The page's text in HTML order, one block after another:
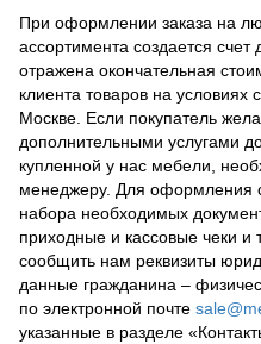
При оформлении заказа на
ассортимента создается
отражена окончательная
клиента товаров на условиях
Москве. Если покупатель
дополнительными услугами
купленной у нас мебели,
менеджеру. Для оформления
набора необходимых
приходные и кассовые чеки и
сообщить нам реквизиты
данные гражданина –
по электронной почте
указанные в разделе